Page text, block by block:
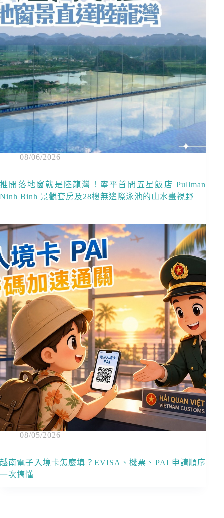
08/06/2026
推開落地窗就是陸龍灣！寧平首間五星飯店 Pullman
Ninh Binh 景觀套房及28樓無邊際泳池的山水畫視野
08/05/2026
越南電子入境卡怎麼填？EVISA、機票、PAI 申請順序
一次搞懂